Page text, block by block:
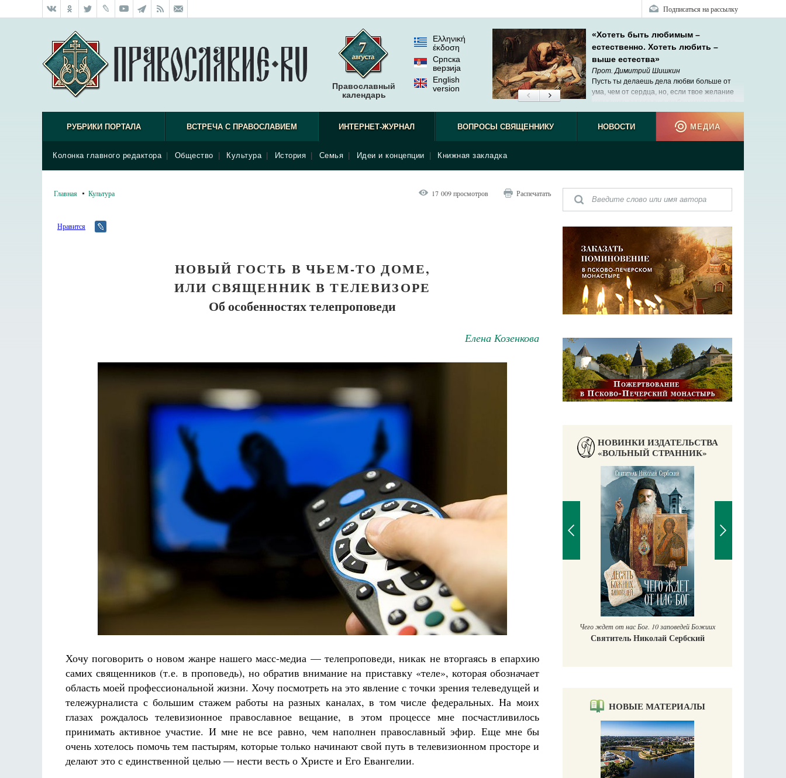
Подписаться на рассылку
Православный
календарь
Ελληνική
έκδοση
Српска
верзиjа
English
version
«Хотеть быть любимым –
естественно. Хотеть любить –
выше естества»
Прот. Димитрий Шишкин
Пусть ты делаешь дела любви больше от
ума, чем от сердца, но, если твое желание
уже начало твоей сопричастности Христу.
РУБРИКИ ПОРТАЛА ВСТРЕЧА С ПРАВОСЛАВИЕМ ИНТЕРНЕТ-ЖУРНАЛ
Колонка главного редактора Общество Культура История Семья Идеи и концепции Книжная закладка
ВОПРОСЫ СВЯЩЕННИКУ НОВОСТИ МЕДИА
Главная Культура 17 009 просмотров Распечатать
Нравится
НОВЫЙ ГОСТЬ В ЧЬЕМ-ТО ДОМЕ,
ИЛИ СВЯЩЕННИК В ТЕЛЕВИЗОРЕ
Об особенностях телепроповеди
Елена Козенкова
Хочу поговорить о новом жанре нашего масс-медиа — телепроповеди, никак не вторгаясь в епархию
самих священников (т.е. в проповедь), но обратив внимание на приставку «теле», которая обозначает
область моей профессиональной жизни. Хочу посмотреть на это явление с точки зрения телеведущей и
тележурналиста с большим стажем работы на разных каналах, в том числе федеральных. На моих
глазах рождалось телевизионное православное вещание, в этом процессе мне посчастливилось
принимать активное участие. И мне не все равно, чем наполнен православный эфир. Еще мне бы
очень хотелось помочь тем пастырям, которые только начинают свой путь в телевизионном просторе и
делают это с единственной целью — нести весть о Христе и Его Евангелии.
НОВИНКИ ИЗДАТЕЛЬСТВА
«ВОЛЬНЫЙ СТРАННИК»
Как найти своё место в жизни
Кирилл Мурышев
Великомученик Георгий Победоносец. Научись у
святого
Роман Котов Чего ждет от нас Бог. 10 заповедей Божиих
Святитель Николай Сербский
НОВЫЕ МАТЕРИАЛЫ